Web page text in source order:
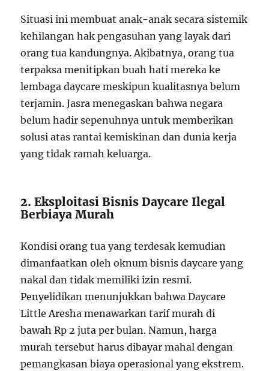
Situasi ini membuat anak-anak secara sistemik
kehilangan hak pengasuhan yang layak dari
orang tua kandungnya. Akibatnya, orang tua
terpaksa menitipkan buah hati mereka ke
lembaga daycare meskipun kualitasnya belum
terjamin. Jasra menegaskan bahwa negara
belum hadir sepenuhnya untuk memberikan
solusi atas rantai kemiskinan dan dunia kerja
yang tidak ramah keluarga.
2. Eksploitasi Bisnis Daycare Ilegal
Berbiaya Murah
Kondisi orang tua yang terdesak kemudian
dimanfaatkan oleh oknum bisnis daycare yang
nakal dan tidak memiliki izin resmi.
Penyelidikan menunjukkan bahwa Daycare
Little Aresha menawarkan tarif murah di
bawah Rp 2 juta per bulan. Namun, harga
murah tersebut harus dibayar mahal dengan
pemangkasan biaya operasional yang ekstrem.